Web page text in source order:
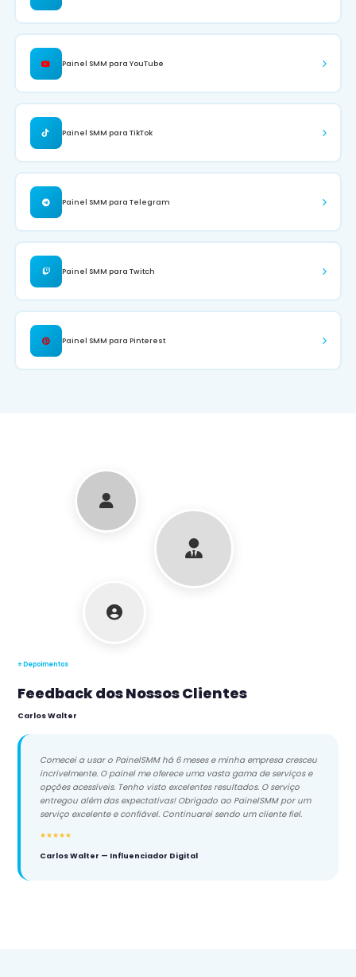
Painel SMM para YouTube
Painel SMM para TikTok
Painel SMM para Telegram
Painel SMM para Twitch
Painel SMM para Pinterest
⭐ Depoimentos
Feedback dos Nossos Clientes
Carlos Walter
Comecei a usar o PainelSMM há 6 meses e minha empresa cresceu
incrivelmente. O painel me oferece uma vasta gama de serviços e
opções acessíveis. Tenho visto excelentes resultados. O serviço
entregou além das expectativas! Obrigado ao PainelSMM por um
serviço excelente e confiável. Continuarei sendo um cliente fiel.
★★★★★
Carlos Walter — Influenciador Digital